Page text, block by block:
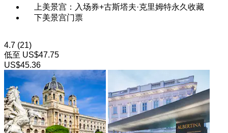
上美景宫：入场券+古斯塔夫·克里姆特永久收藏
下美景宫门票
4.7 (21)
低至 US$47.75
US$45.36